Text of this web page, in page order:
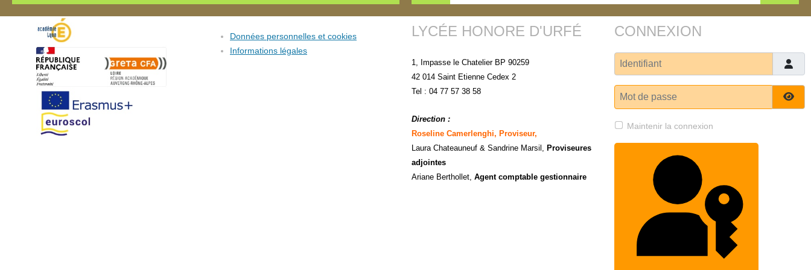
Données personnelles et cookies
Informations légales
LYCÉE HONORE D'URFÉ
1, Impasse le Chatelier BP 90259
42 014 Saint Etienne Cedex 2
Tel : 04 77 57 38 58
Direction :
Roseline Camerlenghi, Proviseur,
Laura Chateauneuf & Sandrine Marsil , Proviseures
adjointes
Ariane Berthollet, Agent comptable gestionnaire
CONNEXION
Identifiant
Mot de passe
Maintenir la connexion